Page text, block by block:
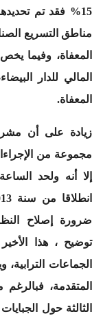
15% فقد تم
مناطق التسريع
المعفاة، وفيما
المالي للدار
المعفاة.
مجموعة من
إلا أنه ولحد
ضرورة إصلاح
توضيح ، هذا
الجماعات
المتقدمة،
الثالثة حول